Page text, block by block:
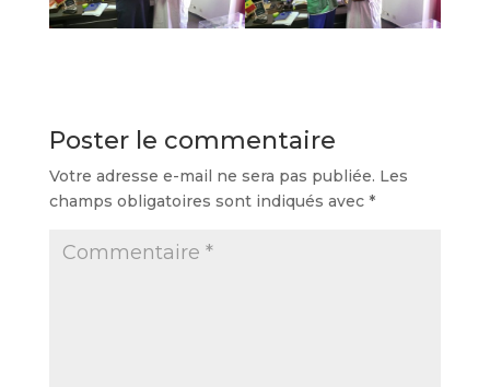
Poster le commentaire
Votre adresse e-mail ne sera pas publiée. Les
champs obligatoires sont indiqués avec *